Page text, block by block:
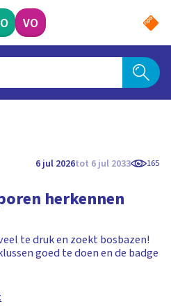
VO
6 jul 2026tot 6 jul 2033 165
herkennen
te druk en zoekt bosbazen!
goed te doen en de badge